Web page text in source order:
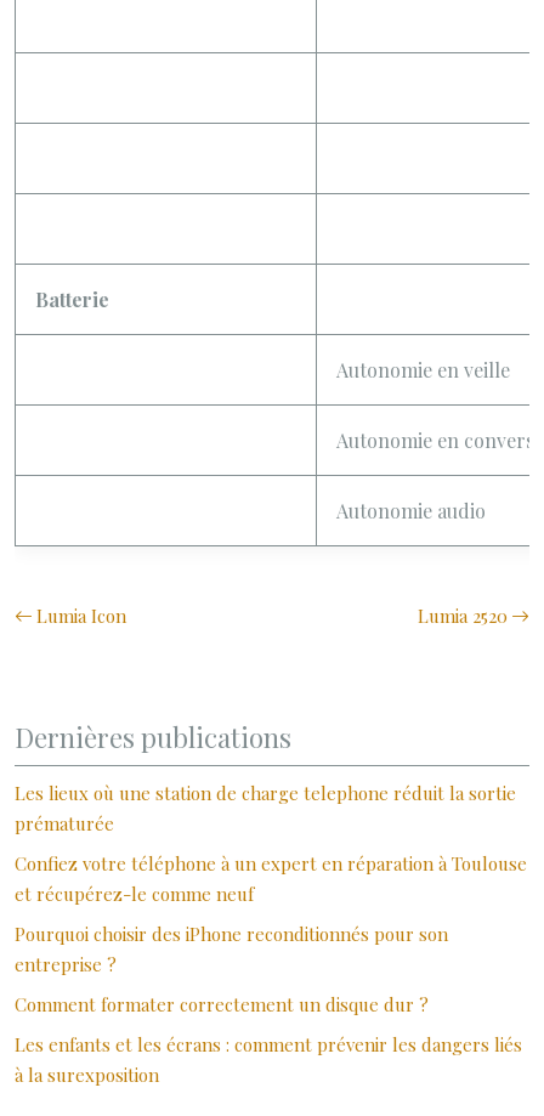
Batterie
Autonomie en veille
Autonomie en
Autonomie audio
Lumia Icon Lumia 2520
Dernières publications
Les lieux où une station de charge telephone réduit la sortie
prématurée
Confiez votre téléphone à un expert en réparation à Toulouse
et récupérez-le comme neuf
Pourquoi choisir des iPhone reconditionnés pour son
entreprise ?
Comment formater correctement un disque dur ?
Les enfants et les écrans : comment prévenir les dangers liés
à la surexposition